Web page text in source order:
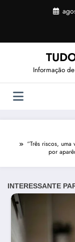
Informação
“Três riscos,
por